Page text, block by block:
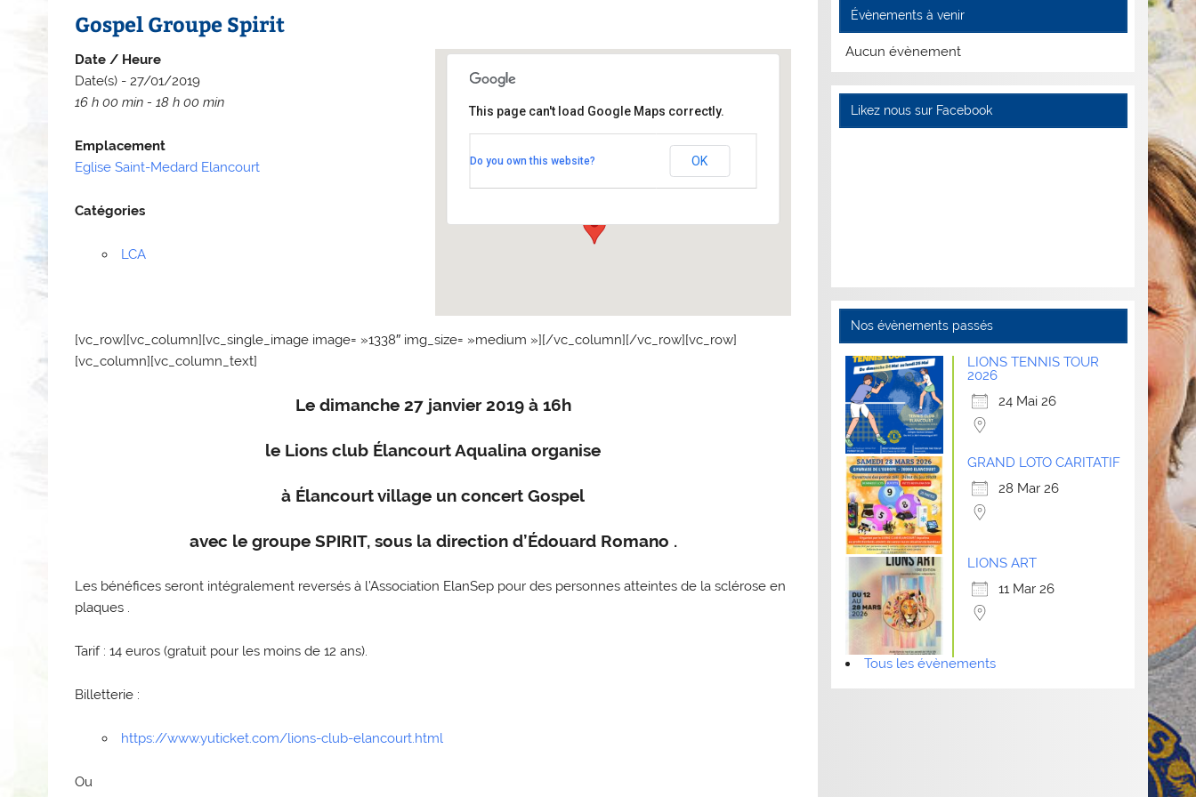
Gospel Groupe Spirit
5 place de l'église - Elancourt
This page can't load Google Maps correctly.
Do you own this website? OK
Date / Heure
Date(s) - 27/01/2019
16 h 00 min - 18 h 00 min
Emplacement
Eglise Saint-Medard Elancourt
Catégories
LCA
[vc_row][vc_column][vc_single_image image= »1338″ img_size= »medium »][/vc_column][/vc_row][vc_row]
[vc_column][vc_column_text]
Le dimanche 27 janvier 2019 à 16h
le Lions club Élancourt Aqualina organise
à Élancourt village un concert Gospel
avec le groupe SPIRIT, sous la direction d’Édouard Romano .
Les bénéfices seront intégralement reversés à l’Association ElanSep pour des personnes atteintes de la sclérose en
plaques .
Tarif : 14 euros (gratuit pour les moins de 12 ans).
Billetterie :
https://www.yuticket.com/lions-club-elancourt.html
Ou
Évènements à venir
Aucun évènement
Likez nous sur Facebook
Nos évènements passés
LIONS TENNIS TOUR
2026
24 Mai 26
GRAND LOTO CARITATIF
28 Mar 26
LIONS ART
11 Mar 26
Tous les évènements